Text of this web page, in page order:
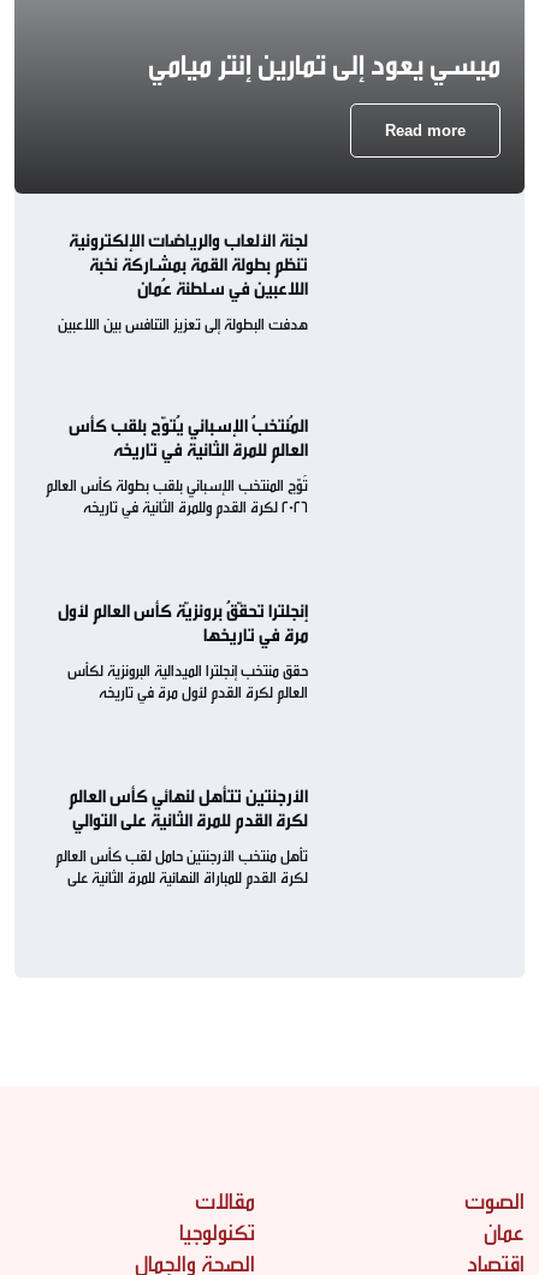
ميسي يعود إلى تمارين إنتر ميامي
Read more
لجنة الألعاب والرياضات الإلكترونية
تنظم بطولة القمة بمشاركة نخبة
اللاعبين في سلطنة عُمان
هدفت البطولة إلى تعزيز التنافس بين اللاعبين
المُنتخبُ الإسباني يُتوّج بلقب كأس
العالم للمرة الثانية في تاريخه
تُوّج المنتخب الإسباني بلقب بطولة كأس العالم
2026 لكرة القدم وللمرة الثانية في تاريخه
إنجلترا تحقّقُ برونزيّة كأس العالم لأول
مرة في تاريخها
حقق منتخب إنجلترا الميدالية البرونزية لكأس
العالم لكرة القدم لأول مرة في تاريخه
الأرجنتين تتأهل لنهائي كأس العالم
لكرة القدم للمرة الثانية على التوالي
تأهل منتخب الأرجنتين حامل لقب كأس العالم
لكرة القدم للمباراة النهائية للمرة الثانية على
الصوت
عمان
اقتصاد
مقالات
تكنولوجيا
الصحة والجمال